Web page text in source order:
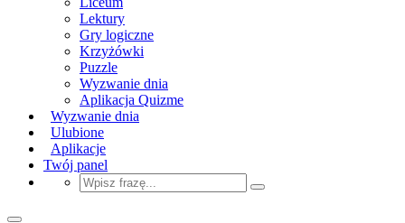
Lektury
Gry logiczne
Krzyżówki
Puzzle
Wyzwanie dnia
Aplikacja Quizme
Wyzwanie dnia
Ulubione
Aplikacje
Twój panel